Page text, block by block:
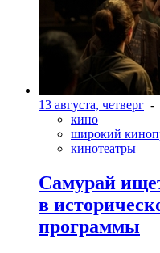
13 августа, четверг -
кино
широкий
кинотеатры
Самурай
в
программы